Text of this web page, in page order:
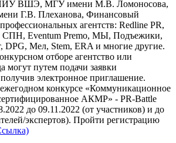
ВШЭ, МГУ имени М.В. Ломоносова,
Г.В. Плеханова, Финансовый
агентств: Redline PR,
СПН, Eventum Premo, МЫ, Подъежики,
DPG, Мел, Stem, ERA и многие другие.
отборе агентство или
могут путем подачи заявки
электронное приглашение.
ежегодном конкурсе «Коммуникационное
АКМР» - PR-Battle
до 09.11.2022 (от участников) и до
экспертов). Пройти регистрацию